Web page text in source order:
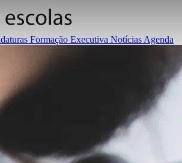
Formação Executiva Notícias Agenda